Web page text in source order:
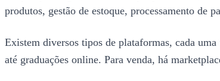
produtos, gestão de estoque, processamento de
Existem diversos tipos de plataformas, cada
até graduações online. Para venda, há